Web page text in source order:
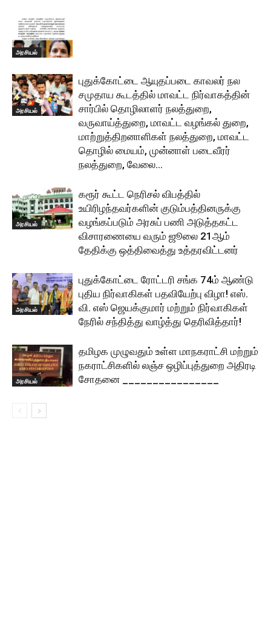
அரசியல்
அரசியல்
புதுக்கோட்டை ஆயுதப்படை காவலர் நல
சமுதாய கூடத்தில் மாவட்ட நிர்வாகத்தின்
சார்பில் தொழிலாளர் நலத்துறை,
வருவாய்த்துறை, மாவட்ட வழங்கல் துறை,
மாற்றுத்திறனாளிகள் நலத்துறை, மாவட்ட
தொழில் மையம், முன்னாள் படைவீரர்
நலத்துறை, வேலை...
அரசியல்
கரூர் கூட்ட நெரிசல் விபத்தில்
உயிரிழந்தவர்களின் குடும்பத்தினருக்கு
வழங்கப்படும் அரசுப் பணி அடுத்தகட்ட
விசாரணையை வரும் ஜூலை 21ஆம்
தேதிக்கு ஒத்திவைத்து உத்தரவிட்டனர்
அரசியல்
புதுக்கோட்டை ரோட்டரி சங்க 74ம் ஆண்டு
புதிய நிர்வாகிகள் பதவியேற்பு விழா! எஸ்.
வி. எஸ் ஜெயக்குமார் மற்றும் நிர்வாகிகள்
நேரில் சந்தித்து வாழ்த்து தெரிவித்தார்!
அரசியல்
தமிழக முழுவதும் உள்ள மாநகராட்சி மற்றும்
நகராட்சிகளில் லஞ்ச ஒழிப்புத்துறை அதிரடி
சோதனை ________________